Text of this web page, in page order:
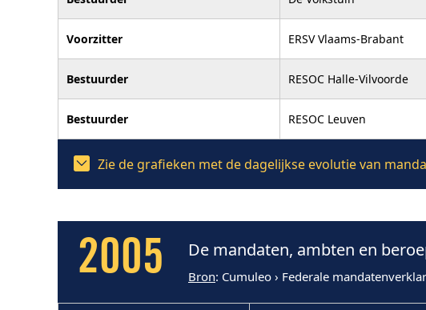
Voorzitter ERSV Vlaams-Brabant
Bestuurder RESOC Halle-Vilvoorde
Bestuurder RESOC Leuven
Zie de grafieken met de dagelijkse evolutie van
2005 De mandaten, ambten en
Bron: Cumuleo › Federale